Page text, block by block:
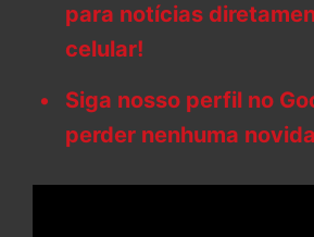
para notícias
celular!
Siga nosso perfil no
perder nenhuma